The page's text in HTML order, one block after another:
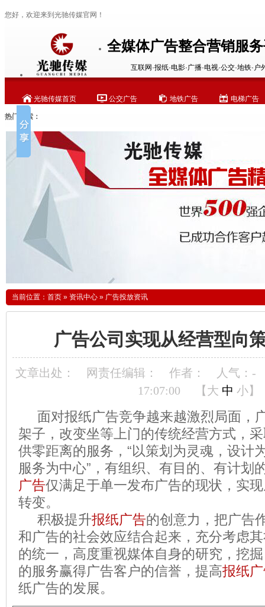
您好，欢迎来到光驰传媒官网！
全媒体广告整合营销服
互联网·报纸·电影·广播·电视·公交·地铁·户
光驰传媒首页 公交广告 地铁广告 电梯广告
热门搜索：
当前位置： 首页 » 资讯中心 » 广告投放资讯
广告公司实现从经营型向
文章出处： 网责任编辑： 作者： 人气： -
17:07:00
【 大 中 小】
面对报纸广告竞争越来越激烈局面，
架子，改变坐等上门的传统经营方式，
供零距离的服务，“以策划为灵魂，设计
服务为中心”，有组织、有目的、有计划
广告仅满足于单一发布广告的现状，实
转变。
积极提升报纸广告的创意力，把广告
和广告的社会效应结合起来，充分考虑
的统一，高度重视媒体自身的研究，挖
的服务赢得广告客户的信誉，提高报纸
纸广告的发展。